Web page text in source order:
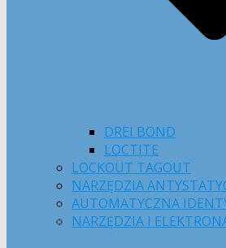
DREI BOND
LOCTITE
LOCKOUT TAGOUT
NARZĘDZIA
AUTOMATYCZNA
NARZĘDZIA I